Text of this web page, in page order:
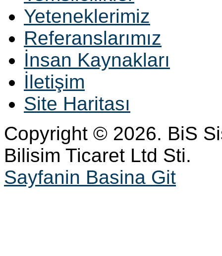
Yeteneklerimiz
Referanslarımız
İnsan Kaynakları
İletişim
Site Haritası
Copyright © 2026. BiS
Bilisim Ticaret Ltd Sti.
Sayfanin Basina Git